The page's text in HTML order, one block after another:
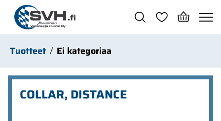
Siirry pääsisältöön
Tuotteet Ei kategoriaa
COLLAR, DISTANCE